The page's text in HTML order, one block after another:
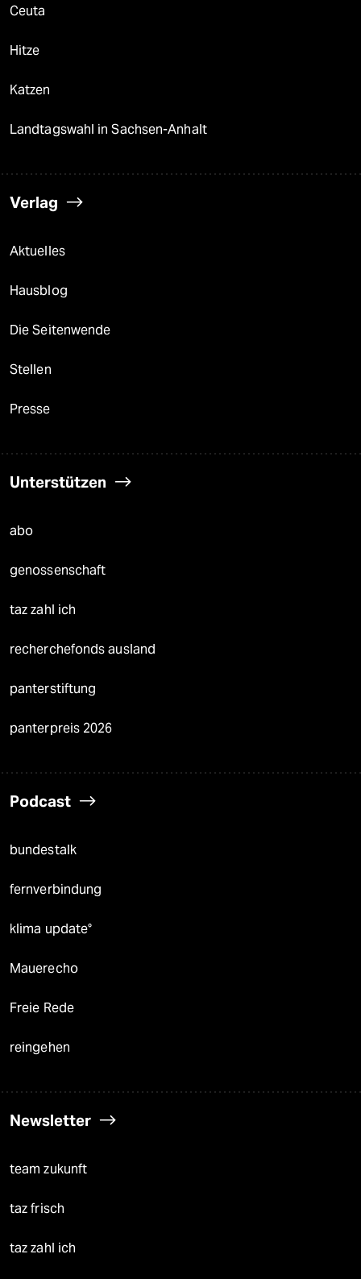
Ceuta
Hitze
Katzen
Landtagswahl in Sachsen-Anhalt
Verlag
Aktuelles
Hausblog
Die Seitenwende
Stellen
Presse
Unterstützen
abo
genossenschaft
taz zahl ich
recherchefonds ausland
panterstiftung
panterpreis 2026
Podcast
bundestalk
fernverbindung
klima update°
Mauerecho
Freie Rede
reingehen
Newsletter
team zukunft
taz frisch
taz zahl ich